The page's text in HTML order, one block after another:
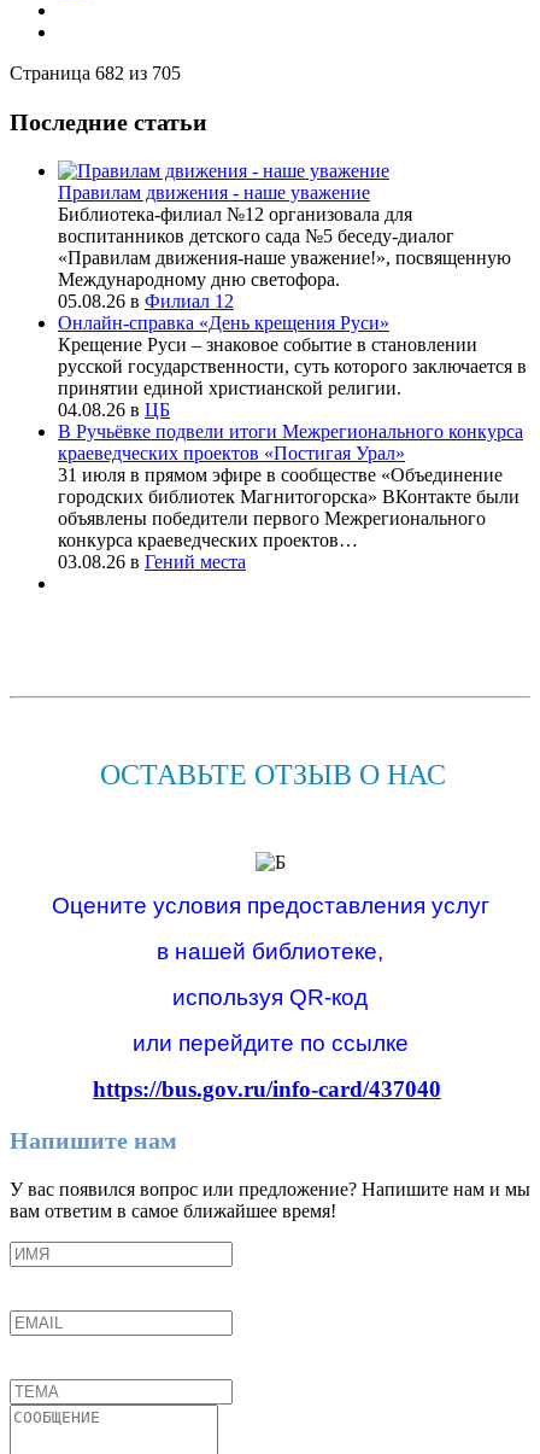
Страница 682 из 705
Последние статьи
Правилам движения - наше уважение
Библиотека-филиал №12 организовала для
воспитанников детского сада №5 беседу-диалог
«Правилам движения-наше уважение!», посвященную
Международному дню светофора.
05.08.26 в Филиал 12
Онлайн-справка «День крещения Руси»
Крещение Руси – знаковое событие в становлении
русской государственности, суть которого заключается в
принятии единой христианской религии.
04.08.26 в ЦБ
В Ручьёвке подвели итоги Межрегионального конкурса
краеведческих проектов «Постигая Урал»
31 июля в прямом эфире в сообществе «Объединение
городских библиотек Магнитогорска» ВКонтакте были
объявлены победители первого Межрегионального
конкурса краеведческих проектов…
03.08.26 в Гений места
ОСТАВЬТЕ ОТЗЫВ О НАС
Оцените условия предоставления услуг
в нашей библиотеке,
используя QR-код
или перейдите по ссылке
https://bus.gov.ru/info-card/437040
Напишите нам
У вас появился вопрос или предложение? Напишите нам и мы
вам ответим в самое ближайшее время!